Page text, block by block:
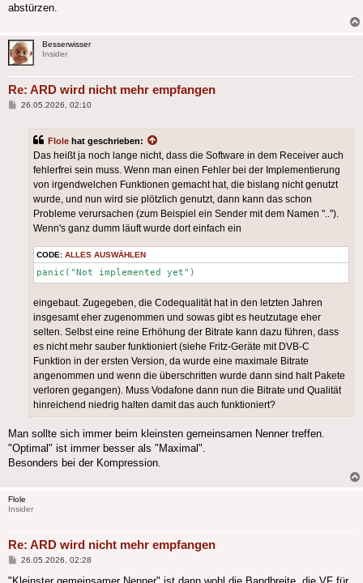
abstürzen.
Besserwisser
Insider
Re: ARD wird nicht mehr empfangen
Beitrag
26.05.2026, 02:10
Flole hat geschrieben:
Das heißt ja noch lange nicht, dass die Software in dem Receiver auch
fehlerfrei sein muss. Wenn man einen Fehler bei der Implementierung
von irgendwelchen Funktionen gemacht hat, die bislang nicht genutzt
wurde, und nun wird sie plötzlich genutzt, dann kann das schon
Probleme verursachen (zum Beispiel ein Sender mit dem Namen "..").
Wenn's ganz dumm läuft wurde dort einfach ein
CODE: ALLES AUSWÄHLEN
panic("Not implemented yet")
eingebaut. Zugegeben, die Codequalität hat in den letzten Jahren
insgesamt eher zugenommen und sowas gibt es heutzutage eher
selten. Selbst eine reine Erhöhung der Bitrate kann dazu führen, dass
es nicht mehr sauber funktioniert (siehe Fritz-Geräte mit DVB-C
Funktion in der ersten Version, da wurde eine maximale Bitrate
angenommen und wenn die überschritten wurde dann sind halt Pakete
verloren gegangen). Muss Vodafone dann nun die Bitrate und Qualität
hinreichend niedrig halten damit das auch funktioniert?
Man sollte sich immer beim kleinsten gemeinsamen Nenner treffen.
"Optimal" ist immer besser als "Maximal".
Besonders bei der Kompression.
Flole
Insider
Re: ARD wird nicht mehr empfangen
Beitrag
26.05.2026, 02:28